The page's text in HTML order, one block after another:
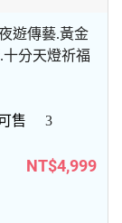
遊傳藝.黃金
分天燈祈福
3
NT$4,999